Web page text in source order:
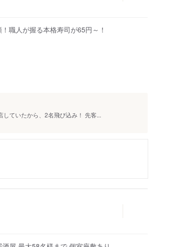
職人が握る本格寿司が65円～！
ていたから、2名飛び込み！ 先客...